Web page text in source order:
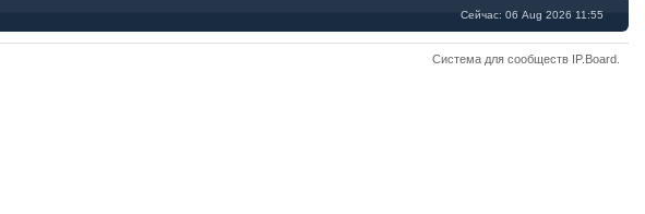
Сейчас: 06 Aug 2026 11:55
Система для сообществ IP.Board